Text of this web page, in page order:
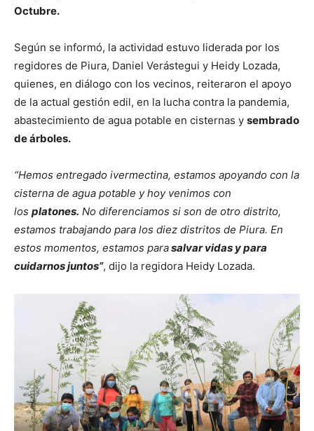
Octubre.
Según se informó, la actividad estuvo liderada por los
regidores de Piura, Daniel Verástegui y Heidy Lozada,
quienes, en diálogo con los vecinos, reiteraron el apoyo
de la actual gestión edil, en la lucha contra la pandemia,
abastecimiento de agua potable en cisternas y sembrado
de árboles.
“Hemos entregado ivermectina, estamos apoyando con la
cisterna de agua potable y hoy venimos con
los platones. No diferenciamos si son de otro distrito,
estamos trabajando para los diez distritos de Piura. En
estos momentos, estamos parasalvar vidas y para
cuidarnos juntos”, dijo la regidora Heidy Lozada.